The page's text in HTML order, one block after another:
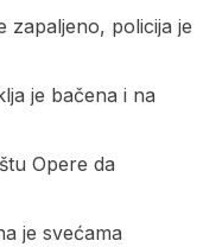
zapaljeno, policija je
je bačena i na
Opere da
je svećama